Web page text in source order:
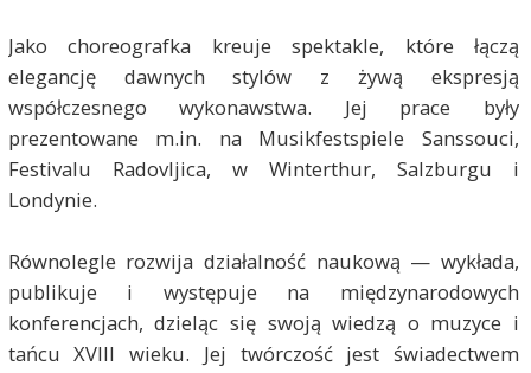
Jako choreografka kreuje spektakle, które łączą
elegancję dawnych stylów z żywą ekspresją
współczesnego wykonawstwa. Jej prace były
prezentowane m.in. na Musikfestspiele Sanssouci,
Festivalu Radovljica, w Winterthur, Salzburgu i
Londynie.
Równolegle rozwija działalność naukową — wykłada,
publikuje i występuje na międzynarodowych
konferencjach, dzieląc się swoją wiedzą o muzyce i
tańcu XVIII wieku. Jej twórczość jest świadectwem